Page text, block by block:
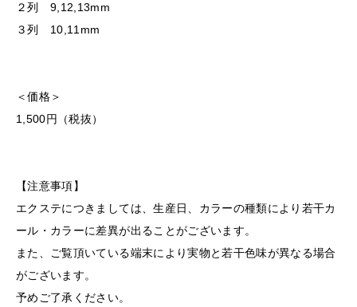
２列 9,12,13mm
３列 10,11mm
＜価格＞
1,500円（税抜）
【注意事項】
エクステにつきましては、生産日、カラーの種類により若干カ
ール・カラーに差異が出ることがございます。
また、ご覧頂いている端末により実物と若干色味が異なる場合
がございます。
予めご了承ください。